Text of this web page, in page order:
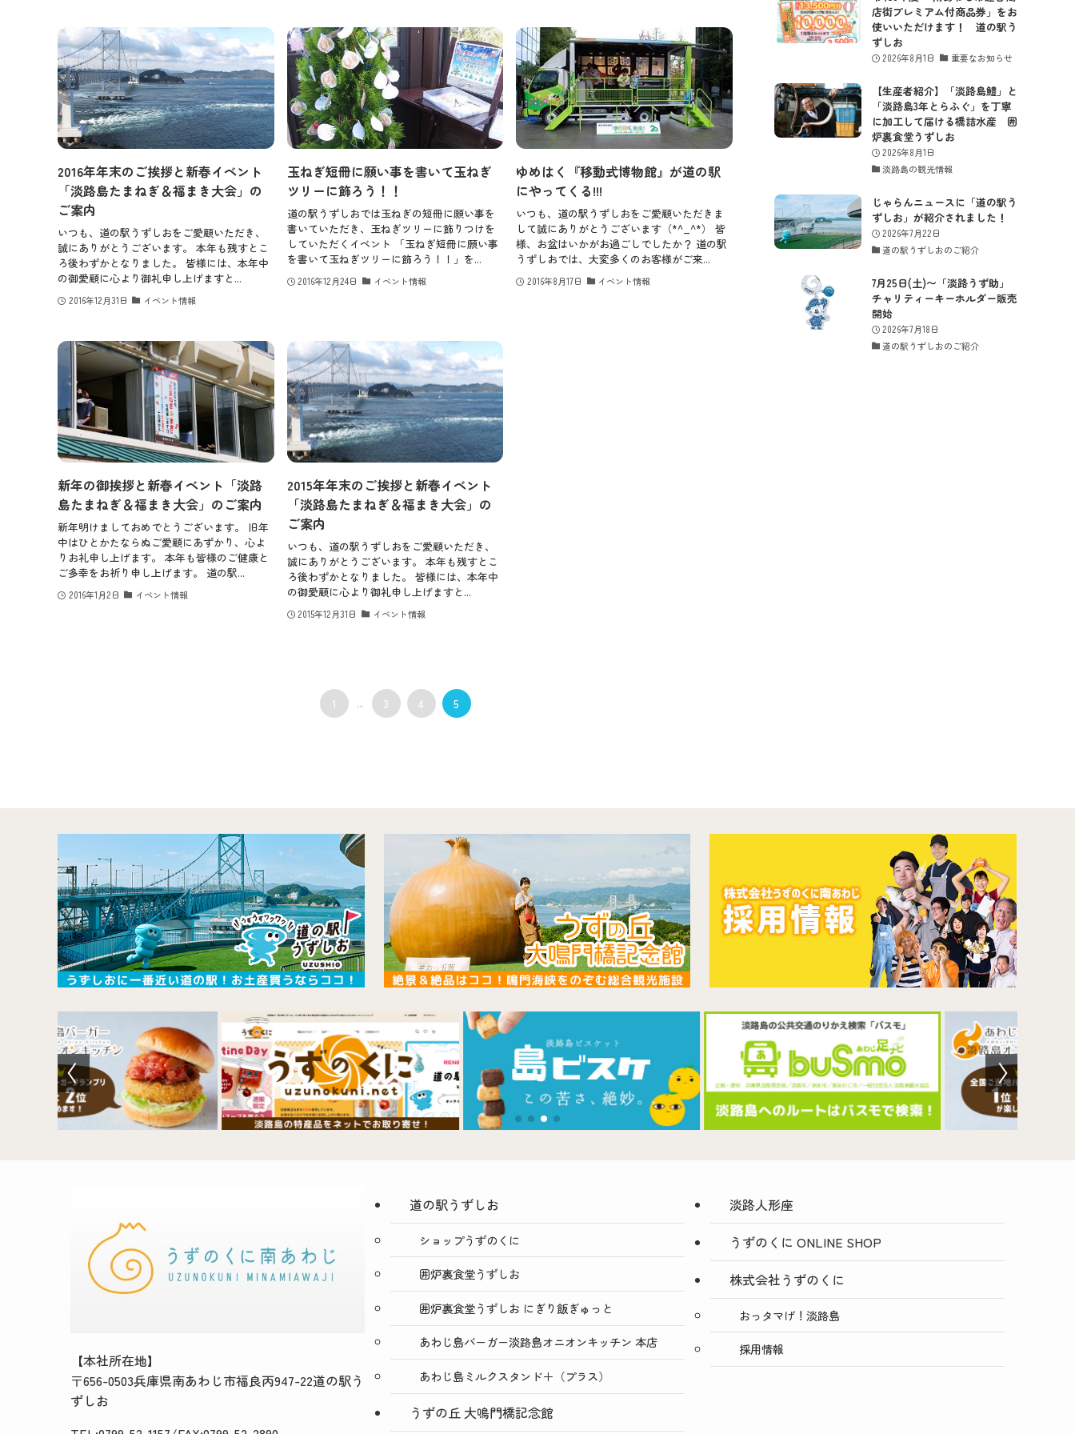
最新情報
お問い合わせ
2016年年末のご挨拶と新春イベント
「淡路島たまねぎ＆福まき大会」の
ご案内
いつも、道の駅うずしおをご愛顧いただき、
誠にありがとうございます。 本年も残すとこ
ろ後わずかとなりました。 皆様には、本年中
の御愛顧に心より御礼申し上げますと...
2016年12月31日 イベント情報
玉ねぎ短冊に願い事を書いて玉ねぎ
ツリーに飾ろう！！
道の駅うずしおでは玉ねぎの短冊に願い事を
書いていただき、玉ねぎツリーに飾りつけを
していただくイベント 「玉ねぎ短冊に願い事
を書いて玉ねぎツリーに飾ろう！！」を...
2016年12月24日 イベント情報
ゆめはく『移動式博物館』が道の駅
にやってくる!!!
いつも、道の駅うずしおをご愛顧いただきま
して誠にありがとうございます（*^_^*） 皆
様、お盆はいかがお過ごしでしたか？ 道の駅
うずしおでは、大変多くのお客様がご来...
2016年8月17日 イベント情報
新年の御挨拶と新春イベント「淡路
島たまねぎ＆福まき大会」のご案内
新年明けましておめでとうございます。 旧年
中はひとかたならぬご愛顧にあずかり、心よ
りお礼申し上げます。 本年も皆様のご健康と
ご多幸をお祈り申し上げます。 道の駅...
2016年1月2日 イベント情報
2015年年末のご挨拶と新春イベント
「淡路島たまねぎ＆福まき大会」の
ご案内
いつも、道の駅うずしおをご愛顧いただき、
誠にありがとうございます。 本年も残すとこ
ろ後わずかとなりました。 皆様には、本年中
の御愛顧に心より御礼申し上げますと...
2015年12月31日 イベント情報
1 ... 3 4 5
店街プレミアム付商品券」をお
使いいただけます！ 道の駅う
ずしお
2026年8月1日 重要なお知らせ
【生産者紹介】「淡路島鱧」と
「淡路島3年とらふぐ」を丁寧
に加工して届ける橋詰水産 囲
炉裏食堂うずしお
2026年8月1日
淡路島の観光情報
じゃらんニュースに「道の駅う
ずしお」が紹介されました！
2026年7月22日
道の駅うずしおのご紹介
7月25日(土)〜「淡路うず助」
チャリティーキーホルダー販売
開始
2026年7月18日
道の駅うずしおのご紹介
【本社所在地】
〒656-0503兵庫県南あわじ市福良丙947-22道の駅う
ずしお
道の駅うずしお
ショップうずのくに
囲炉裏食堂うずしお
囲炉裏食堂うずしお にぎり飯ぎゅっと
あわじ島バーガー淡路島オニオンキッチン 本店
あわじ島ミルクスタンド＋（プラス）
うずの丘 大鳴門橋記念館
淡路人形座
うずのくに ONLINE SHOP
株式会社うずのくに
おっタマげ！淡路島
採用情報